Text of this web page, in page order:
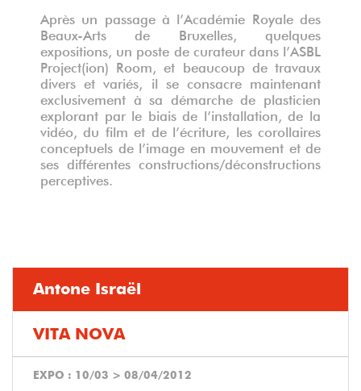
Après un passage à l’Académie Royale des
Beaux-Arts de Bruxelles, quelques
expositions, un poste de curateur dans l’ASBL
Project(ion) Room, et beaucoup de travaux
divers et variés, il se consacre maintenant
exclusivement à sa démarche de plasticien
explorant par le biais de l’installation, de la
vidéo, du film et de l’écriture, les corollaires
conceptuels de l’image en mouvement et de
ses différentes constructions/déconstructions
perceptives.
Antone Israël
VITA NOVA
EXPO : 10/03 > 08/04/2012